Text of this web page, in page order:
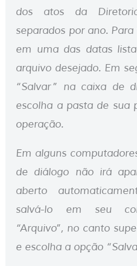
dos atos da
separados por ano.
em uma das datas
arquivo desejado. Em
“Salvar” na caixa de
escolha a pasta de sua
operação.
Em alguns
de diálogo não irá
aberto
salvá-lo em seu
“Arquivo”, no canto
e escolha a opção